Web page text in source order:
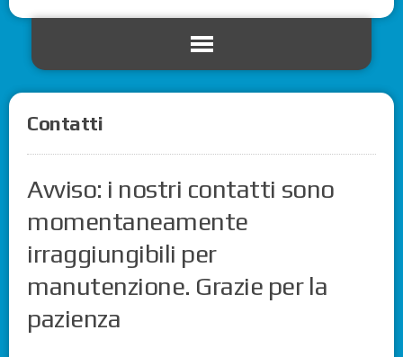
Contatti
Avviso: i nostri contatti sono
momentaneamente
irraggiungibili per
manutenzione. Grazie per la
pazienza